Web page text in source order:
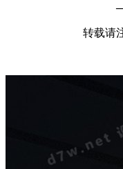
转载请